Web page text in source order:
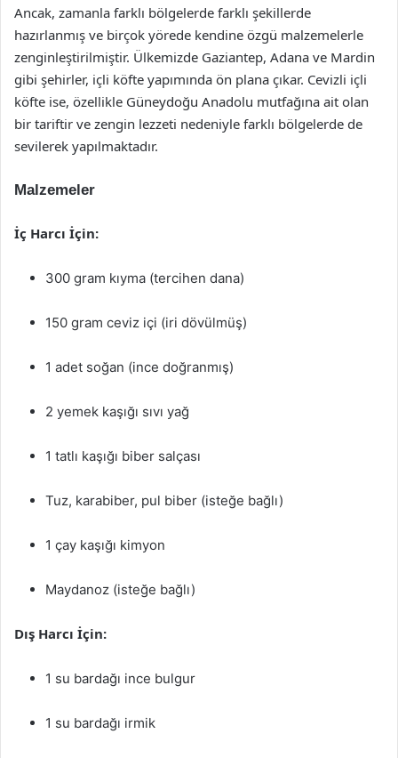
Ancak, zamanla farklı bölgelerde farklı şekillerde
hazırlanmış ve birçok yörede kendine özgü malzemelerle
zenginleştirilmiştir. Ülkemizde Gaziantep, Adana ve Mardin
gibi şehirler, içli köfte yapımında ön plana çıkar. Cevizli içli
köfte ise, özellikle Güneydoğu Anadolu mutfağına ait olan
bir tariftir ve zengin lezzeti nedeniyle farklı bölgelerde de
sevilerek yapılmaktadır.
Malzemeler
İç Harcı İçin:
300 gram kıyma (tercihen dana)
150 gram ceviz içi (iri dövülmüş)
1 adet soğan (ince doğranmış)
2 yemek kaşığı sıvı yağ
1 tatlı kaşığı biber salçası
Tuz, karabiber, pul biber (isteğe bağlı)
1 çay kaşığı kimyon
Maydanoz (isteğe bağlı)
Dış Harcı İçin:
1 su bardağı ince bulgur
1 su bardağı irmik